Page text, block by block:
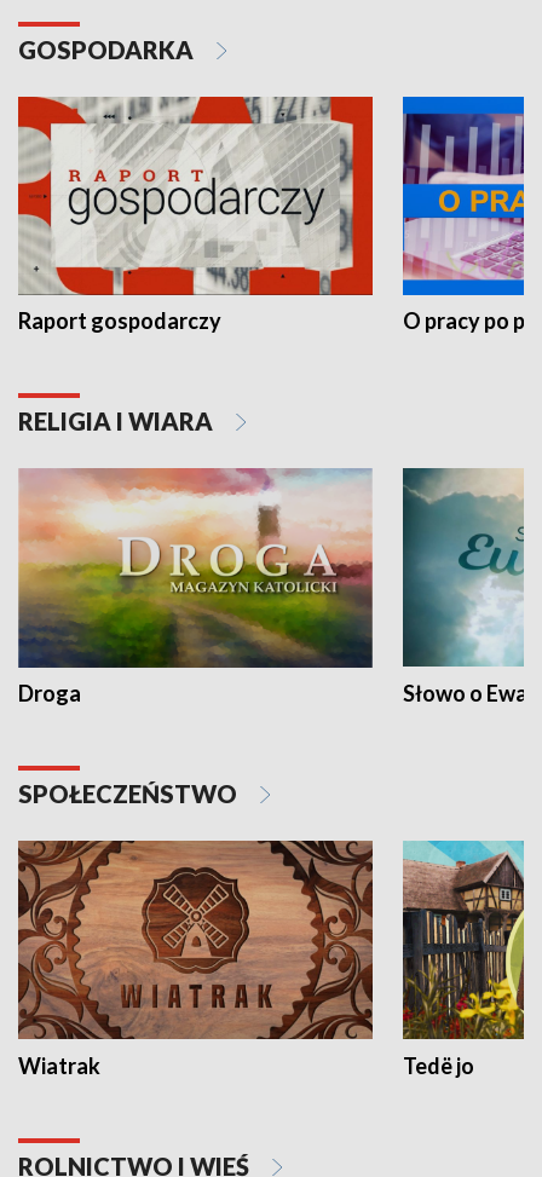
GOSPODARKA
Raport gospodarczy O pracy po
RELIGIA I WIARA
Droga Słowo o
SPOŁECZEŃSTWO
Wiatrak Tedë jo
ROLNICTWO I WIEŚ